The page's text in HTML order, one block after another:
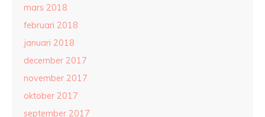
mars 2018
februari 2018
januari 2018
december 2017
november 2017
oktober 2017
september 2017